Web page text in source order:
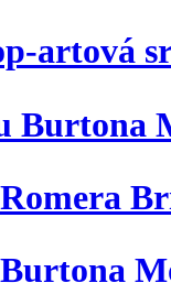
artová
Burtona